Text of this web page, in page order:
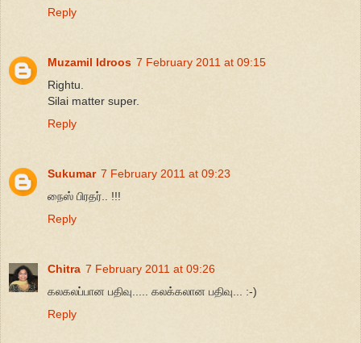
Reply
Muzamil Idroos 7 February 2011 at 09:15
Rightu.
Silai matter super.
Reply
Sukumar 7 February 2011 at 09:23
நைஸ் பிரதர்.. !!!
Reply
Chitra 7 February 2011 at 09:26
கலகலப்பான பதிவு..... கலக்கலான பதிவு... :-)
Reply